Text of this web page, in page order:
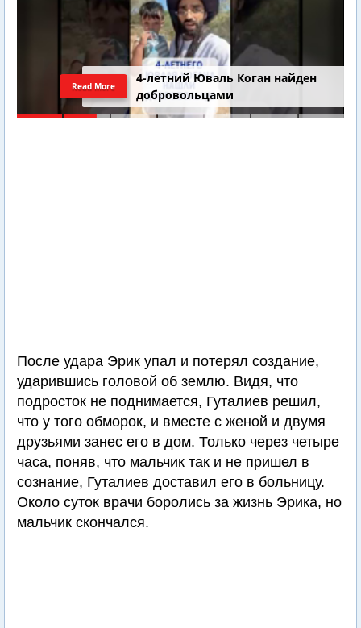
4-летний Юваль Коган найден
добровольцами
Read More
После удара Эрик упал и потерял создание,
ударившись головой об землю. Видя, что
подросток не поднимается, Гуталиев решил,
что у того обморок, и вместе с женой и двумя
друзьями занес его в дом. Только через четыре
часа, поняв, что мальчик так и не пришел в
сознание, Гуталиев доставил его в больницу.
Около суток врачи боролись за жизнь Эрика, но
мальчик скончался.